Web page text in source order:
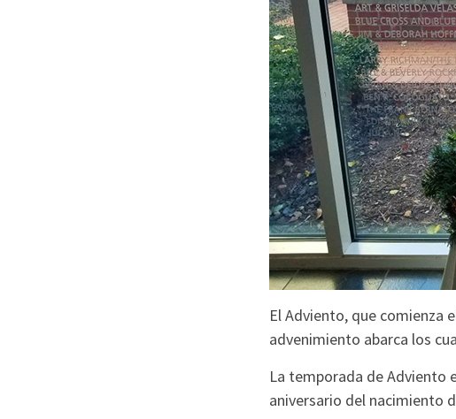
El Adviento, que comienza
advenimiento abarca los
La temporada de Adviento
aniversario del nacimiento